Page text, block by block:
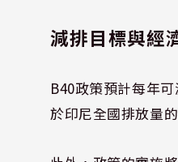
減排目標與經
B40政策預計每年
於印尼全國排放量